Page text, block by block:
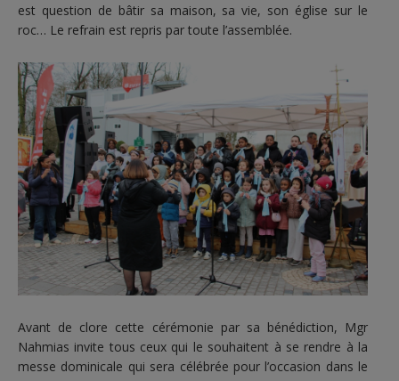
est question de bâtir sa maison, sa vie, son église sur le
roc… Le refrain est repris par toute l’assemblée.
Avant de clore cette cérémonie par sa bénédiction, Mgr
Nahmias invite tous ceux qui le souhaitent à se rendre à la
messe dominicale qui sera célébrée pour l’occasion dans le